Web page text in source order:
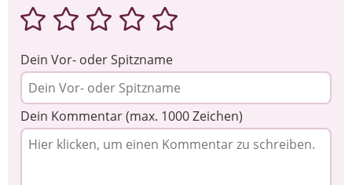
Dein Vor- oder Spitzname
Dein Kommentar (max. 1000 Zeichen)